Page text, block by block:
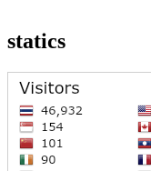
statics